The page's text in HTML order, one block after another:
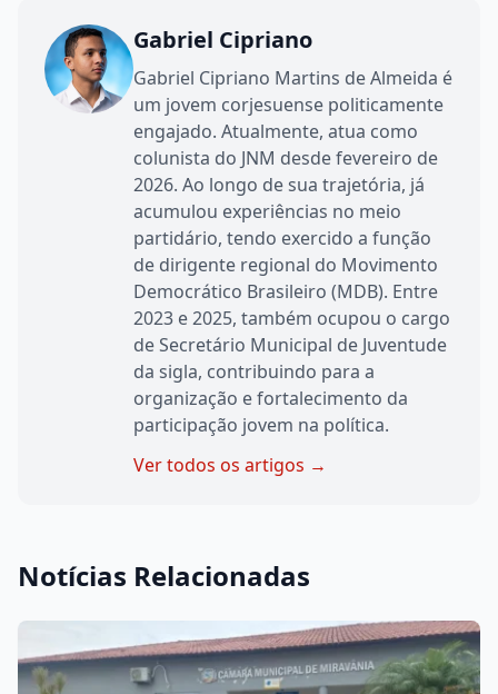
Gabriel Cipriano
Gabriel Cipriano Martins de Almeida é
um jovem corjesuense politicamente
engajado. Atualmente, atua como
colunista do JNM desde fevereiro de
2026. Ao longo de sua trajetória, já
acumulou experiências no meio
partidário, tendo exercido a função
de dirigente regional do Movimento
Democrático Brasileiro (MDB). Entre
2023 e 2025, também ocupou o cargo
de Secretário Municipal de Juventude
da sigla, contribuindo para a
organização e fortalecimento da
participação jovem na política.
Ver todos os artigos →
Notícias Relacionadas